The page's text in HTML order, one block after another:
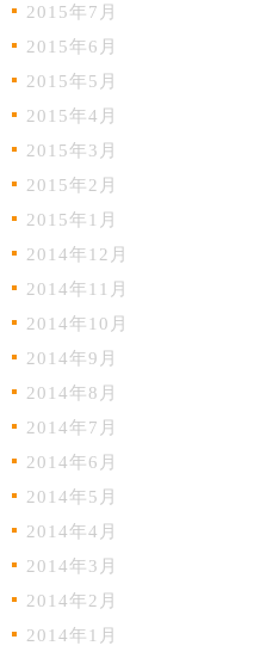
2015年7月
2015年6月
2015年5月
2015年4月
2015年3月
2015年2月
2015年1月
2014年12月
2014年11月
2014年10月
2014年9月
2014年8月
2014年7月
2014年6月
2014年5月
2014年4月
2014年3月
2014年2月
2014年1月